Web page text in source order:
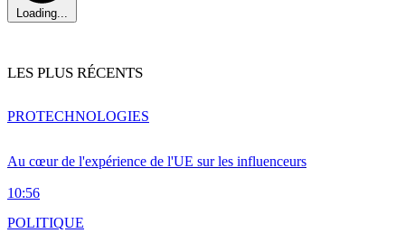
Loading...
LES PLUS RÉCENTS
Au cœur de l'expérience de l'UE sur les influenceurs
10:56
PROTECHNOLOGIES
POLITIQUE